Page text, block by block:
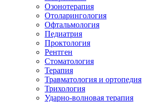
Озонотерапия
Отоларингология
Офтальмология
Педиатрия
Проктология
Рентген
Стоматология
Терапия
Травматология и ортопедия
Трихология
Ударно-волновая терапия